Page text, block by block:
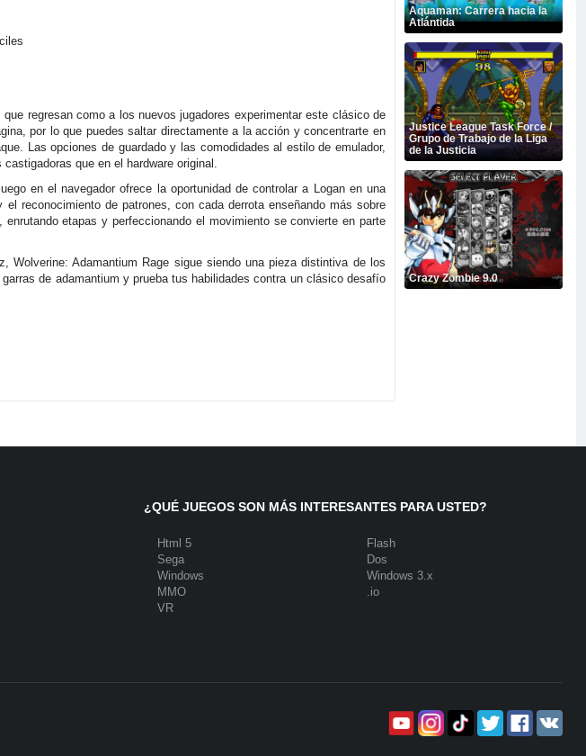
regresan como a los nuevos jugadores experimentar este clásico de
por lo que puedes saltar directamente a la acción y concentrarte en
Las opciones de guardado y las comodidades al estilo de emulador,
que en el hardware original.
en el navegador ofrece la oportunidad de controlar a Logan en una
reconocimiento de patrones, con cada derrota enseñando más sobre
etapas y perfeccionando el movimiento se convierte en parte
Wolverine: Adamantium Rage sigue siendo una pieza distintiva de los
de adamantium y prueba tus habilidades contra un clásico desafío
Aquaman: Carrera hacia la
Atlántida
Justice League Task Force /
Grupo de Trabajo de la Liga
de la Justicia
Crazy Zombie 9.0
¿QUÉ JUEGOS SON MÁS INTERESANTES PARA USTED?
Html 5
Flash
Sega
Dos
Windows
Windows 3.x
MMO
.io
VR